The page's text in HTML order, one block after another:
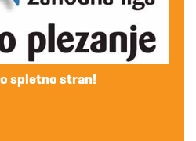
spletno stran!